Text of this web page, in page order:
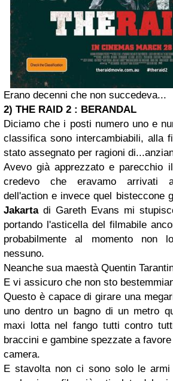
Erano decenni che non succedeva...
2) THE RAID 2 : BERANDAL
Diciamo che i posti numero uno e
classifica sono intercambiabili, alla
stato assegnato per ragioni
Avevo già apprezzato e parecchio
credevo che eravamo arrivati
dell'action e invece quel bisteccone
Jakartadi Gareth Evans mi
portando l'asticella del filmabile
probabilmente al momento non
nessuno.
Neanche sua maestà Quentin
E vi assicuro che non sto
Questo è capace di girare una
uno dentro un bagno di un metro
maxi lotta nel fango tutti contro
braccini e gambine spezzate a
camera.
E stavolta non ci sono solo le